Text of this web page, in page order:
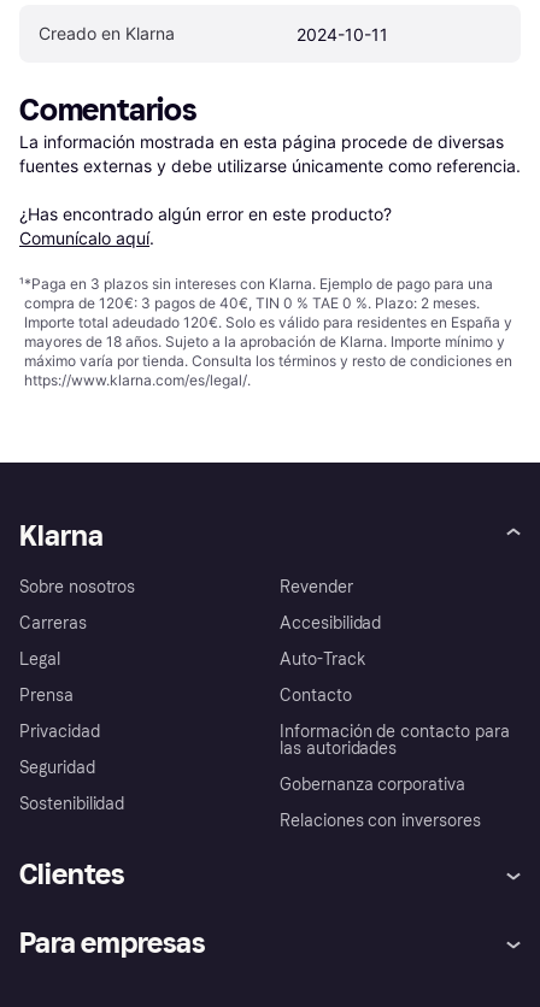
Creado en Klarna 2024-10-11
Comentarios
La información mostrada en esta página procede de diversas
fuentes externas y debe utilizarse únicamente como referencia.
¿Has encontrado algún error en este producto?
Comunícalo aquí.
¹*Paga en 3 plazos sin intereses con Klarna. Ejemplo de pago para una
compra de 120€: 3 pagos de 40€, TIN 0 % TAE 0 %. Plazo: 2 meses.
Importe total adeudado 120€. Solo es válido para residentes en España y
mayores de 18 años. Sujeto a la aprobación de Klarna. Importe mínimo y
máximo varía por tienda. Consulta los términos y resto de condiciones en
https://www.klarna.com/es/legal/.
Klarna
Sobre nosotros
Carreras
Legal
Prensa
Privacidad
Seguridad
Sostenibilidad
Revender
Accesibilidad
Auto-Track
Contacto
Información de contacto para
las autoridades
Gobernanza corporativa
Relaciones con inversores
Clientes
Inicio de sesión
Para empresas